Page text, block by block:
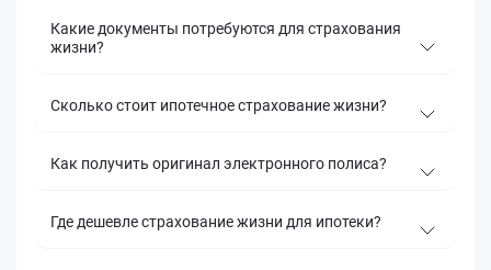
Какие документы потребуются для страхования
жизни?
Сколько стоит ипотечное страхование жизни?
Как получить оригинал электронного полиса?
Где дешевле страхование жизни для ипотеки?